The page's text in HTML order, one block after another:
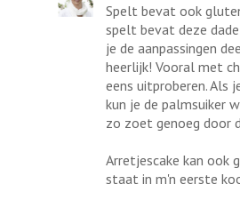
Spelt bevat ook
spelt bevat deze
je de aanpassingen
heerlijk! Vooral met
eens uitproberen. Als
kun je de palmsuiker
zo zoet genoeg door
Arretjescake kan ook
staat in m'n eerste